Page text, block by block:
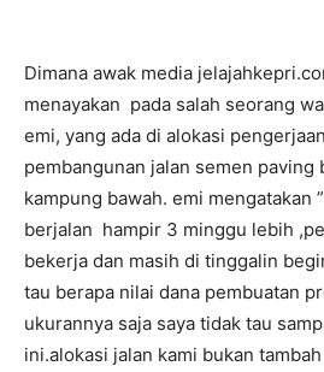
Dimana awak media
menayakan pada salah seorang
emi, yang ada di alokasi
pembangunan jalan semen paving
kampung bawah. emi mengatakan
berjalan hampir 3 minggu lebih
bekerja dan masih di tinggalin
tau berapa nilai dana pembuatan
ukurannya saja saya tidak tau
ini.alokasi jalan kami bukan